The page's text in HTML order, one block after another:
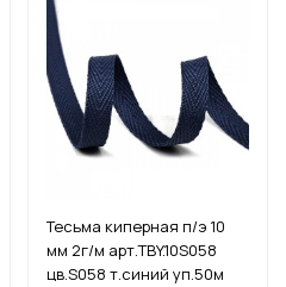
Тесьма киперная п/э 10
мм 2г/м арт.TBY.10S058
цв.S058 т.синий уп.50м